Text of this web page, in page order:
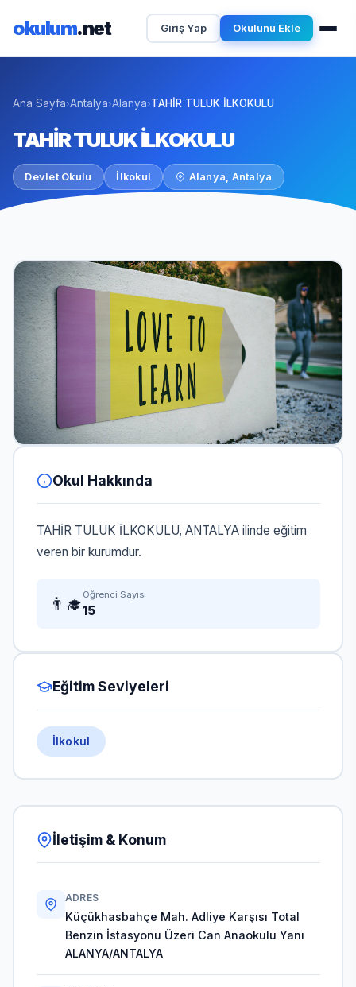
okulum.net Giriş Yap Okulunu Ekle
Ana Sayfa›Antalya›Alanya›TAHİR TULUK İLKOKULU
TAHİR TULUK İLKOKULU
Devlet Okulu İlkokul Alanya, Antalya
Okul Hakkında
TAHİR TULUK İLKOKULU, ANTALYA ilinde eğitim
veren bir kurumdur.
👨‍🎓 Öğrenci Sayısı
15
Eğitim Seviyeleri
İlkokul
İletişim & Konum
ADRES
Küçükhasbahçe Mah. Adliye Karşısı Total
Benzin İstasyonu Üzeri Can Anaokulu Yanı
ALANYA/ANTALYA